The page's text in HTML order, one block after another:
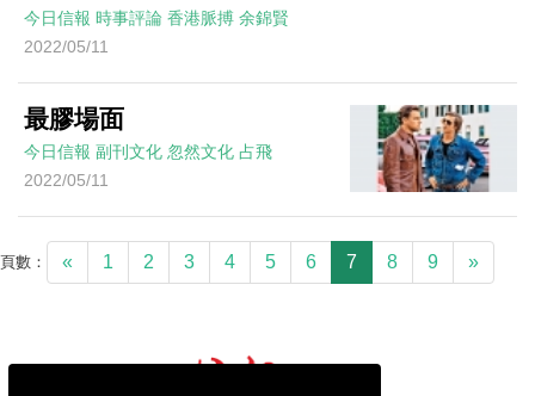
今日信報 時事評論 香港脈搏 余錦賢
2022/05/11
最膠場面
今日信報 副刊文化 忽然文化 占飛
2022/05/11
頁數： « 1 2 3 4 5 6 7 8 9 »